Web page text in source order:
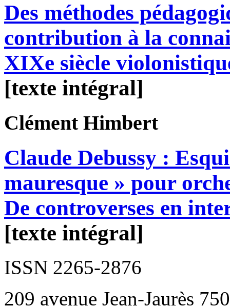
Des méthodes
contribution à la
XIXe siècle
[texte intégral]
Clément Himbert
Claude Debussy :
mauresque » pour
De controverses en
[texte intégral]
ISSN 2265-2876
209 avenue Jean-Jaurès